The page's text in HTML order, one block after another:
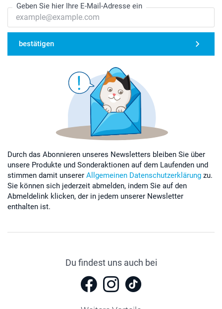
Geben Sie hier Ihre E-Mail-Adresse ein
bestätigen
Durch das Abonnieren unseres Newsletters bleiben Sie über
unsere Produkte und Sonderaktionen auf dem Laufenden und
stimmen damit unserer Allgemeinen Datenschutzerklärung zu.
Sie können sich jederzeit abmelden, indem Sie auf den
Abmeldelink klicken, der in jedem unserer Newsletter
enthalten ist.
Du findest uns auch bei